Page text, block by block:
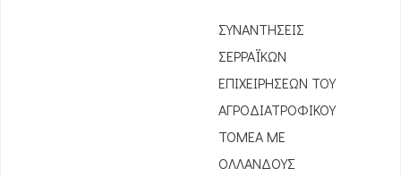
ΣΥΝΑΝΤΗΣΕΙΣ
ΣΕΡΡΑΪΚΩΝ
ΕΠΙΧΕΙΡΗΣΕΩΝ ΤΟΥ
ΑΓΡΟΔΙΑΤΡΟΦΙΚΟΥ
ΤΟΜΕΑ ΜΕ
ΟΛΛΑΝΔΟΥΣ